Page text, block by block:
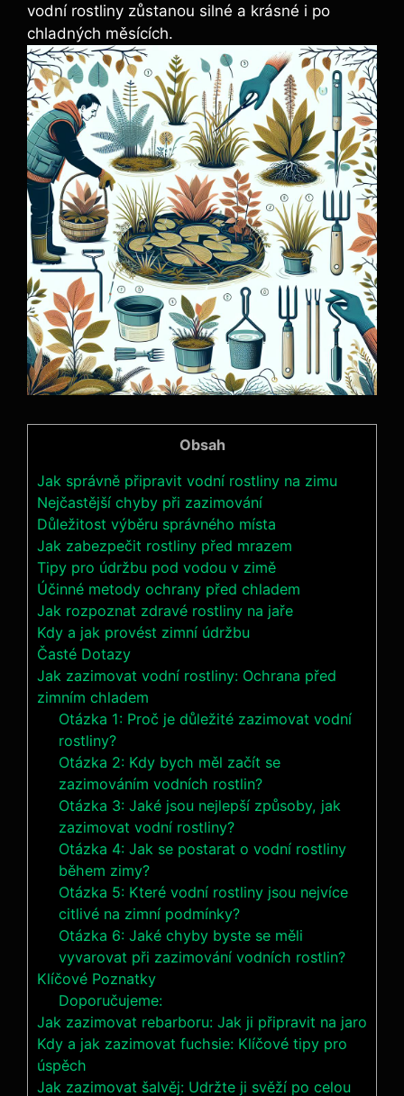
vodní rostliny zůstanou silné a krásné i po
chladných měsících.
Obsah
Jak správně připravit vodní rostliny na zimu
Nejčastější chyby při zazimování
Důležitost výběru správného místa
Jak zabezpečit rostliny před mrazem
Tipy pro údržbu pod vodou v zimě
Účinné metody ochrany před chladem
Jak rozpoznat zdravé rostliny na jaře
Kdy a jak provést zimní údržbu
Časté Dotazy
Jak zazimovat vodní rostliny: Ochrana před
zimním chladem
Otázka 1: Proč je důležité zazimovat vodní
rostliny?
Otázka 2: Kdy bych měl začít se
zazimováním vodních rostlin?
Otázka 3: Jaké jsou nejlepší způsoby, jak
zazimovat vodní rostliny?
Otázka 4: Jak se postarat o vodní rostliny
během zimy?
Otázka 5: Které vodní rostliny jsou nejvíce
citlivé na zimní podmínky?
Otázka 6: Jaké chyby byste se měli
vyvarovat při zazimování vodních rostlin?
Klíčové Poznatky
Doporučujeme:
Jak zazimovat rebarboru: Jak ji připravit na jaro
Kdy a jak zazimovat fuchsie: Klíčové tipy pro
úspěch
Jak zazimovat šalvěj: Udržte ji svěží po celou